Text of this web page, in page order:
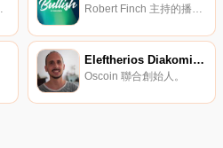
Eleftherios Diakomichalis
Oscoin 聯合創始人。